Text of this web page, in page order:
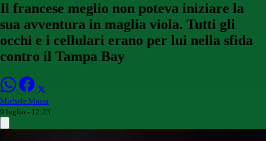
Il francese meglio non poteva iniziare la
sua avventura in maglia viola. Tutti gli
occhi e i cellulari erano per lui nella sfida
contro il Tampa Bay
Michele Massa
9 luglio - 12:23